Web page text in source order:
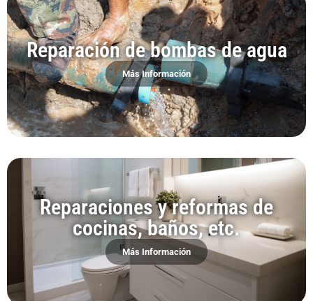
Reparación de bombas de agua
Más Información
Reparaciones y reformas de
cocinas, baños, etc.
Más Información